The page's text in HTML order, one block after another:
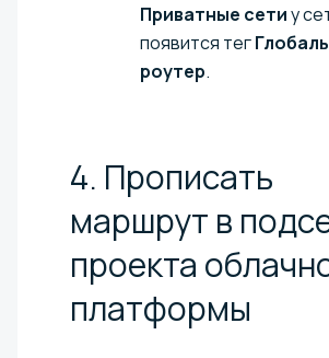
Приватные сетиу
появится тег
роутер.
4. Прописать
маршрут в
проекта
платформы